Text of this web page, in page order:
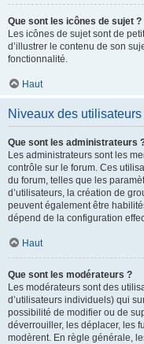
Que sont les icônes de sujet ?
Les icônes de sujet sont de
d’illustrer le contenu de son
fonctionnalité.
Haut
Niveaux des
Que sont les administrateurs
Les administrateurs sont les
contrôle sur le forum. Ces
du forum, telles que les
d’utilisateurs, la création de
peuvent également être
dépend de la configuration
Haut
Que sont les modérateurs ?
Les modérateurs sont des
d’utilisateurs individuels) qui
possibilité de modifier ou de
déverrouiller, les déplacer, les
modèrent. En règle générale,